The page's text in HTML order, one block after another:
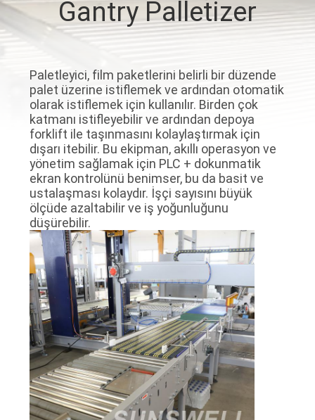
KALITE
BIZIMLE
ILETIŞIME
GEÇIN
HABERLER
BIR
TEKLIF
ISTEĞI
SITE
HARITASI
PRIVACY
Gantry Palletizer
Paletleyici, film paketlerini belirli bir düzende
palet üzerine istiflemek ve ardından otomatik
olarak istiflemek için kullanılır. Birden çok
katmanı istifleyebilir ve ardından depoya
forklift ile taşınmasını kolaylaştırmak için
dışarı itebilir. Bu ekipman, akıllı operasyon ve
yönetim sağlamak için PLC + dokunmatik
ekran kontrolünü benimser, bu da basit ve
ustalaşması kolaydır. İşçi sayısını büyük
ölçüde azaltabilir ve iş yoğunluğunu
düşürebilir.